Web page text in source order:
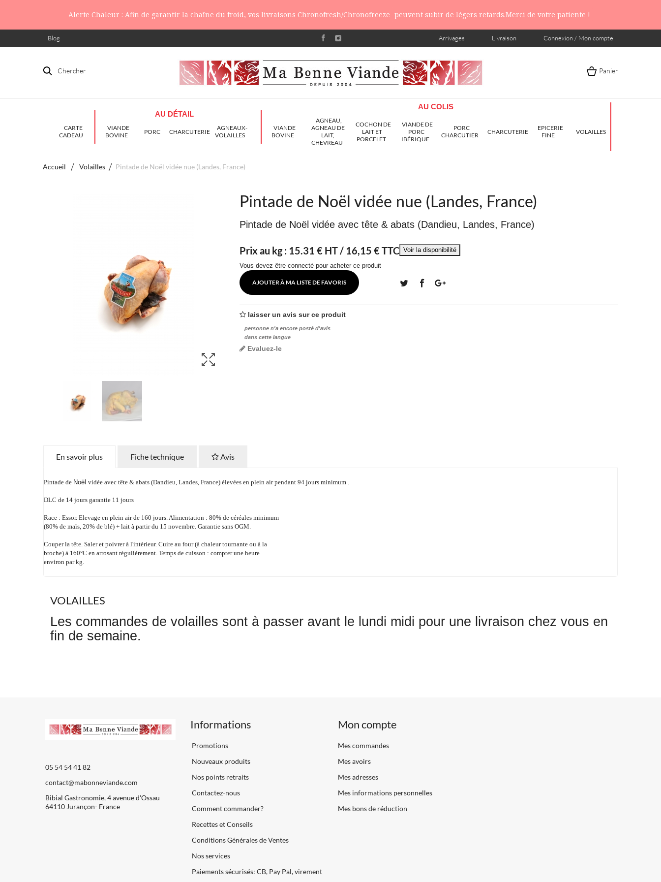
Alerte Chaleur : Afin de garantir la chaîne du froid, vos livraisons Chronofresh/Chronofreeze peuvent subir de légers retards.Merci de votre patiente !
Blog Connexion / Mon compte
Livraison
Arrivages
Chercher Panier
CARTE
CADEAU
AU DÉTAIL
VIANDE
BOVINE
PORC CHARCUTERIE
AGNEAUX-
VOLAILLES
AU COLIS
VIANDE
BOVINE
AGNEAU,
AGNEAU DE
LAIT,
CHEVREAU
COCHON DE
LAIT ET
PORCELET
VIANDE DE
PORC
IBÉRIQUE
PORC
CHARCUTIER
CHARCUTERIE
EPICERIE
FINE
VOLAILLES
Accueil Volailles Pintade de Noël vidée nue (Landes, France)
Pintade de Noël vidée nue (Landes, France)
Pintade de Noël vidée avec tête & abats (Dandieu, Landes, France)
Prix au kg : 15.31 € HT / 16,15 € TTC
Vous devez être connecté pour acheter ce produit
AJOUTER À MA LISTE DE FAVORIS
laisser un avis sur ce produit
personne n'a encore posté d'avis
dans cette langue
Evaluez-le
En savoir plus Fiche technique Avis
Pintade de Noël vidée avec tête & abats (Dandieu, Landes, France) élevées en plein air pendant 94 jours minimum .
DLC de 14 jours garantie 11 jours
Race : Essor. Elevage en plein air de 160 jours. Alimentation : 80% de céréales minimum
(80% de maïs, 20% de blé) + lait à partir du 15 novembre. Garantie sans OGM.
Couper la tête. Saler et poivrer à l'intérieur. Cuire au four (à chaleur tournante ou à la
broche) à 160°C en arrosant régulièrement. Temps de cuisson : compter une heure
environ par kg.
VOLAILLES
Les commandes de volailles sont à passer avant le lundi midi pour une livraison chez vous en
fin de semaine.
05 54 54 41 82
contact@mabonneviande.com
Bibial Gastronomie, 4 avenue d'Ossau
64110 Jurançon- France
Informations
Promotions
Nouveaux produits
Nos points retraits
Contactez-nous
Comment commander?
Recettes et Conseils
Conditions Générales de Ventes
Nos services
Paiements sécurisés: CB, Pay Pal, virement
Mon compte
Mes commandes
Mes avoirs
Mes adresses
Mes informations personnelles
Mes bons de réduction